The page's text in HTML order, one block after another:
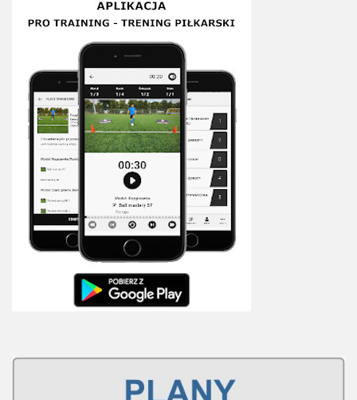
Plany treningowe
Aplikacja Pro Training
Sprzęt treningowy
Kontakt
O nas
Od autorów
Kontakt